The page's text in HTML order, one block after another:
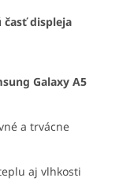
časť displeja
Galaxy A5
a trvácne
aj vlhkosti